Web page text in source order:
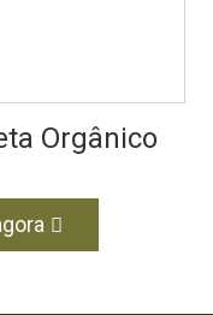
Orgânico